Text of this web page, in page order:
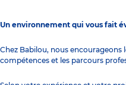
Un environnement qui vous fait
Chez Babilou, nous encourageons
compétences et les parcours